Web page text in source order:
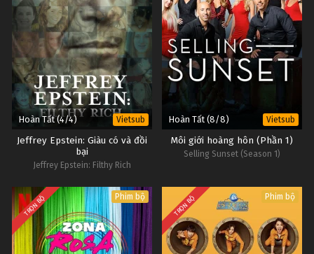
Hoàn Tất (4/4) Vietsub
Jeffrey Epstein: Giàu có và đồi
bại
Jeffrey Epstein: Filthy Rich
Hoàn Tất (8/8) Vietsub
Môi giới hoàng hôn (Phần 1)
Selling Sunset (Season 1)
TRỌN BỘ Phim bộ TRỌN BỘ Phim bộ